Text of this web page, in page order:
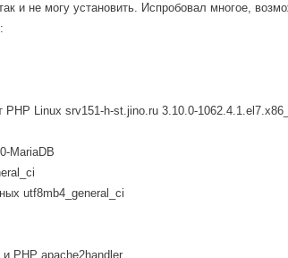
и не могу установить. Испробовал многое,
PHP Linux srv151-h-st.jino.ru 3.10.0-
MariaDB
utf8mb4_general_ci
PHP apache2handler